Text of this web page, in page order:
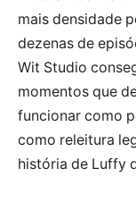
mais densidade
dezenas de
Wit Studio
momentos que
funcionar como
como releitura
história de Luffy